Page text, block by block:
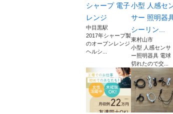
シャープ 電子
レンジ
中目黒駅
2017年シャープ製
のオーブンレンジ
ヘルシ...
小型 人感セ
サー 照明器
シーリン...
東村山市
小型 人感センサ
ー照明器具 電球
切れたので交...